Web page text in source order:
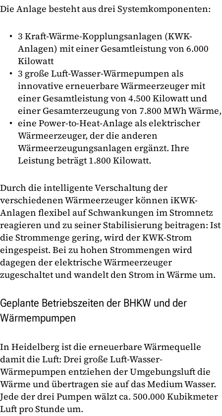
Die Anlage besteht aus drei Systemkomponenten:
3 Kraft-Wärme-Kopplungsanlagen (KWK-
Anlagen) mit einer Gesamtleistung von 6.000
Kilowatt
3 große Luft-Wasser-Wärmepumpen als
innovative erneuerbare Wärmeerzeuger mit
einer Gesamtleistung von 4.500 Kilowatt und
einer Gesamterzeugung von 7.800 MWh Wärme,
eine Power-to-Heat-Anlage als elektrischer
Wärmeerzeuger, der die anderen
Wärmeerzeugungsanlagen ergänzt. Ihre
Leistung beträgt 1.800 Kilowatt.
Durch die intelligente Verschaltung der
verschiedenen Wärmeerzeuger können iKWK-
Anlagen flexibel auf Schwankungen im Stromnetz
reagieren und zu seiner Stabilisierung beitragen: Ist
die Strommenge gering, wird der KWK-Strom
eingespeist. Bei zu hohen Strommengen wird
dagegen der elektrische Wärmeerzeuger
zugeschaltet und wandelt den Strom in Wärme um.
Geplante Betriebszeiten der BHKW und der
Wärmempumpen
In Heidelberg ist die erneuerbare Wärmequelle
damit die Luft: Drei große Luft-Wasser-
Wärmepumpen entziehen der Umgebungsluft die
Wärme und übertragen sie auf das Medium Wasser.
Jede der drei Pumpen wälzt ca. 500.000 Kubikmeter
Luft pro Stunde um.